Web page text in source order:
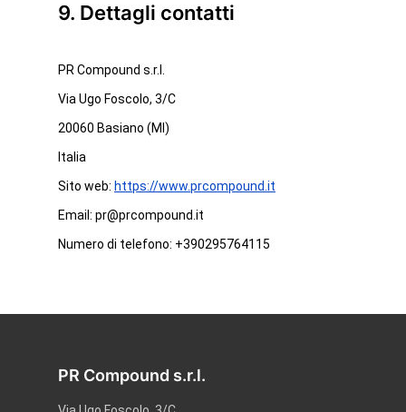
9. Dettagli contatti
PR Compound s.r.l.
Via Ugo Foscolo, 3/C
20060 Basiano (MI)
Italia
Sito web: https://www.prcompound.it
Email: pr@prcompound.it
Numero di telefono: +390295764115
PR Compound s.r.l.